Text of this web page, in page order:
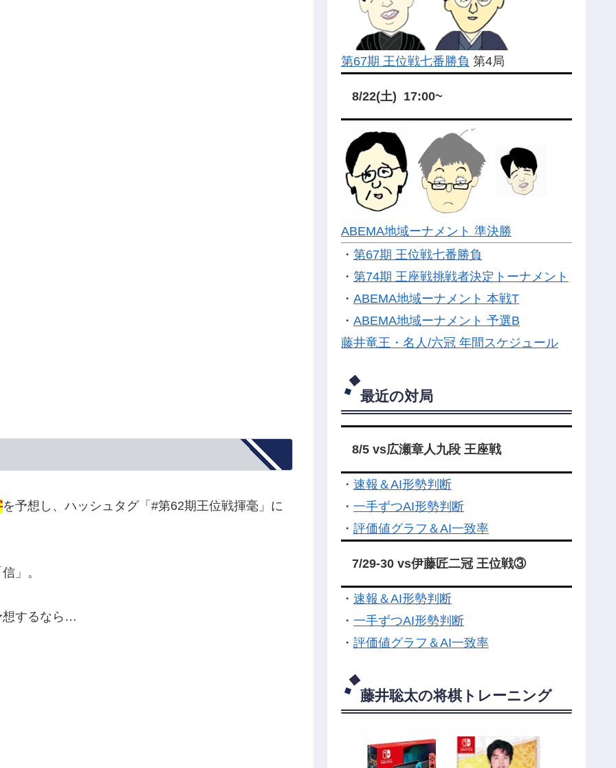
を予想し、ハッシュタグ「#第62期王位戦揮毫」に
」。
想するなら…
第67期 王位戦七番勝負 第4局
8/22(土) 17:00~
ABEMA地域ーナメント 準決勝
・ 第67期 王位戦七番勝負
・ 第74期 王座戦挑戦者決定トーナメント
・ ABEMA地域ーナメント 本戦T
・ ABEMA地域ーナメント 予選B
藤井竜王・名人/六冠 年間スケジュール
最近の対局
8/5 vs広瀬章人九段 王座戦
・ 速報＆AI形勢判断
・ 一手ずつAI形勢判断
・ 評価値グラフ＆AI一致率
7/29-30 vs伊藤匠二冠 王位戦③
・ 速報＆AI形勢判断
・ 一手ずつAI形勢判断
・ 評価値グラフ＆AI一致率
藤井聡太の将棋トレーニング